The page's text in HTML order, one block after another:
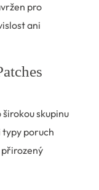
pro
ani
skupinu
typy poruch